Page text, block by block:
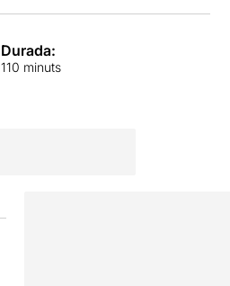
Durada:
110 minuts